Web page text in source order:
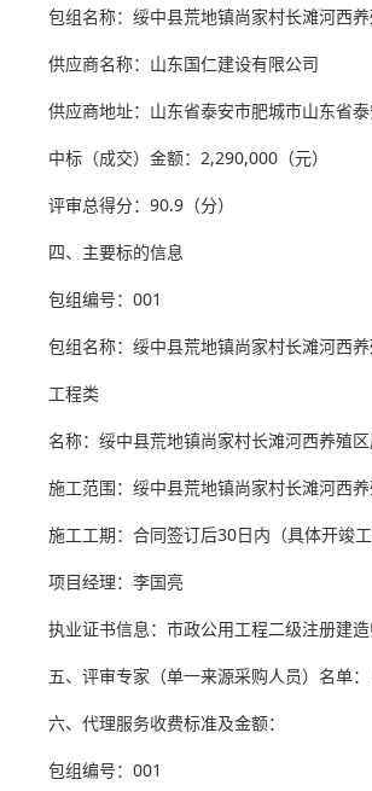
包组名称：绥中县荒地镇尚家村长滩河西
供应商名称：山东国仁建设有限公司
供应商地址：山东省泰安市肥城市山东省
中标（成交）金额：2,290,000（元）
评审总得分：90.9（分）
四、主要标的信息
包组编号：001
包组名称：绥中县荒地镇尚家村长滩河西
工程类
名称：绥中县荒地镇尚家村长滩河西养殖
施工范围：绥中县荒地镇尚家村长滩河西
施工工期：合同签订后30日内（具体开竣
项目经理：李国亮
执业证书信息：市政公用工程二级注册建
五、评审专家（单一来源采购人员）名单
六、代理服务收费标准及金额：
包组编号：001